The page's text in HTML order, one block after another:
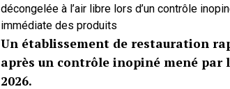
décongelée à l’air libre lors d’un contrôle
immédiate des produits
Un établissement de restauration
après un contrôle inopiné mené par
2026.